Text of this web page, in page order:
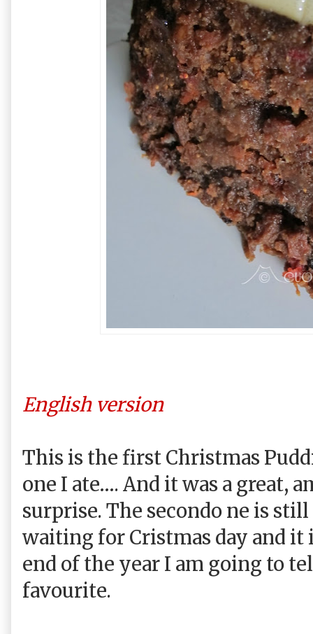
English version
This is the first Christmas
one I ate…. And it was a great,
surprise. The secondo ne is
waiting for Cristmas day and
end of the year I am going to
favourite.